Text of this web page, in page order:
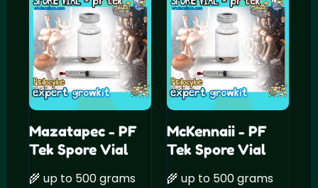
Mazatapec - PF
Tek Spore Vial
🌾 up to 500 grams
McKennaii - PF
Tek Spore Vial
🌾 up to 500 grams